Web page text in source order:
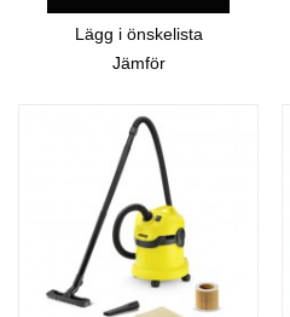
Lägg i önskelista
Jämför